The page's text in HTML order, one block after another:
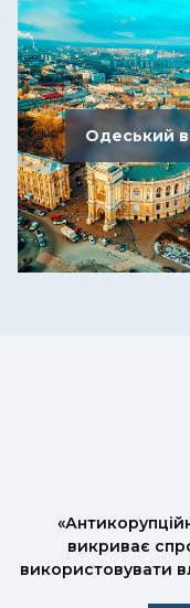
Одеський
викриває
використовувати